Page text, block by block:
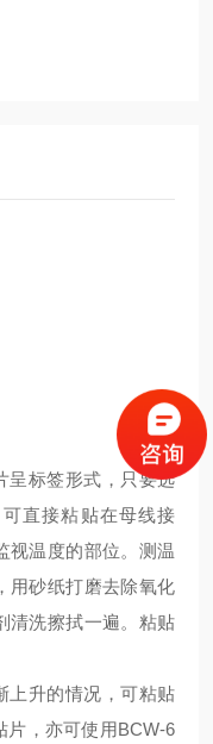
呈标签形式，只要选
直接粘贴在母线接
视温度的部位。测温
用砂纸打磨去除氧化
清洗擦拭一遍。粘贴
上升的情况，可粘贴
片，亦可使用BCW-6